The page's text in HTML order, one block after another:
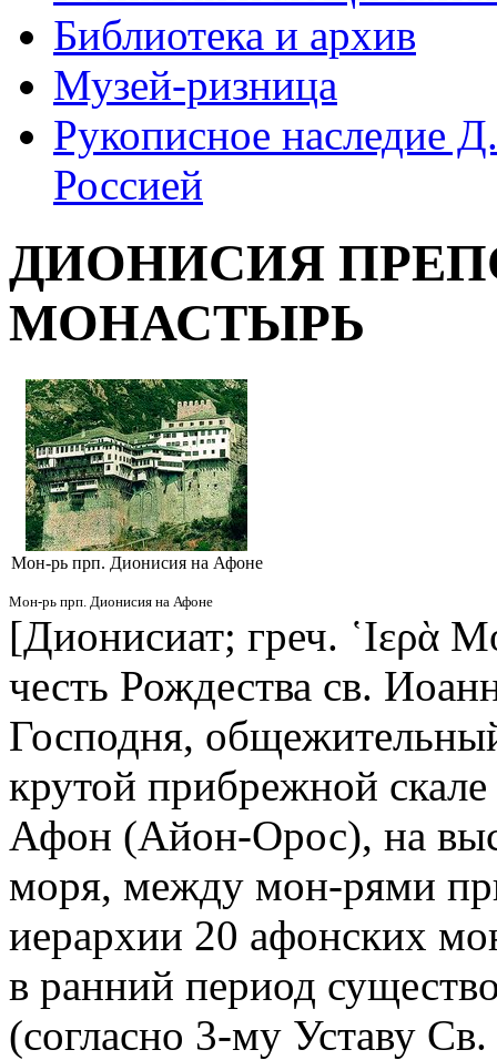
Библиотека и архив
Музей-ризница
Рукописное наследие
Россией
ДИОНИСИЯ
МОНАСТЫРЬ
Мон-рь прп. Дионисия на Афоне
Мон-рь прп. Дионисия на Афоне
[Дионисиат; греч. ῾Ιερὰ
честь Рождества св.
Господня,
крутой прибрежной
Афон (Айон-Орос), на
моря, между мон-рями
иерархии 20 афонских
в ранний период
(согласно 3-му Уставу